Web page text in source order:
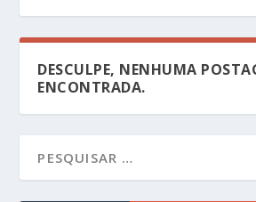
DESCULPE, NENHUMA
ENCONTRADA.